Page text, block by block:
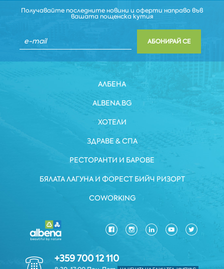
Получавайте последните новини и оферти направо във
вашата пощенска кутия
АБОНИРАЙ СЕ
АЛБЕНА
ALBENA.BG
ХОТЕЛИ
ЗДРАВЕ & СПА
РЕСТОРАНТИ И БАРОВЕ
БЯЛАТА ЛАГУНА И ФОРЕСТ БИЙЧ РИЗОРТ
COWORKING
+359 700 12 110